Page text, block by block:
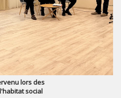
lors des
social